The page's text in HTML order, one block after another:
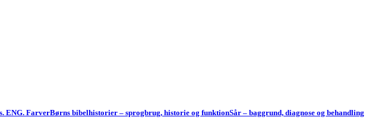
Sår – baggrund, diagnose og behandling
Børns bibelhistorier – sprogbrug, historie og funktion
ENG. Farver